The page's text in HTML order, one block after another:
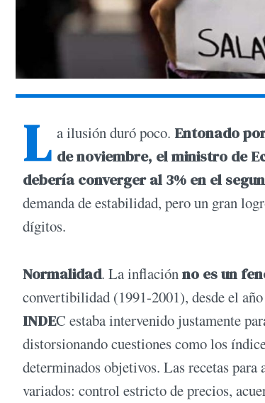
L a ilusión duró poco. Entonado
de noviembre, el ministro de
debería converger al 3% en el
demanda de estabilidad, pero un gran
dígitos.
Normalidad. La inflaciónno es un
convertibilidad (1991-2001), desde el
INDEC estaba intervenido justamente
distorsionando cuestiones como los
determinados objetivos. Las recetas
variados: control estricto de precios,